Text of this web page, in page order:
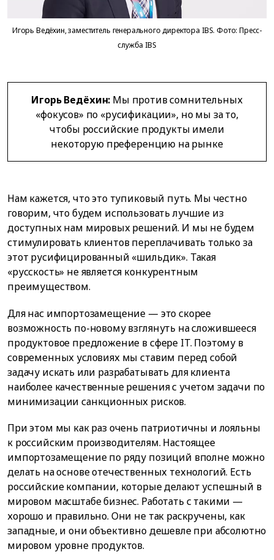
Игорь Ведёхин, заместитель генерального директора IBS. Фото: Пресс-
служба IBS
Игорь Ведёхин: Мы против сомнительных
«фокусов» по «русификации», но мы за то,
чтобы российские продукты имели
некоторую преференцию на рынке
Нам кажется, что это тупиковый путь. Мы честно
говорим, что будем использовать лучшие из
доступных нам мировых решений. И мы не будем
стимулировать клиентов переплачивать только за
этот русифицированный «шильдик». Такая
«русскость» не является конкурентным
преимуществом.
Для нас импортозамещение — это скорее
возможность по-новому взглянуть на сложившееся
продуктовое предложение в сфере IT. Поэтому в
современных условиях мы ставим перед собой
задачу искать или разрабатывать для клиента
наиболее качественные решения с учетом задачи по
минимизации санкционных рисков.
При этом мы как раз очень патриотичны и лояльны
к российским производителям. Настоящее
импортозамещение по ряду позиций вполне можно
делать на основе отечественных технологий. Есть
российские компании, которые делают успешный в
мировом масштабе бизнес. Работать с такими —
хорошо и правильно. Они не так раскручены, как
западные, и они объективно дешевле при абсолютно
мировом уровне продуктов.